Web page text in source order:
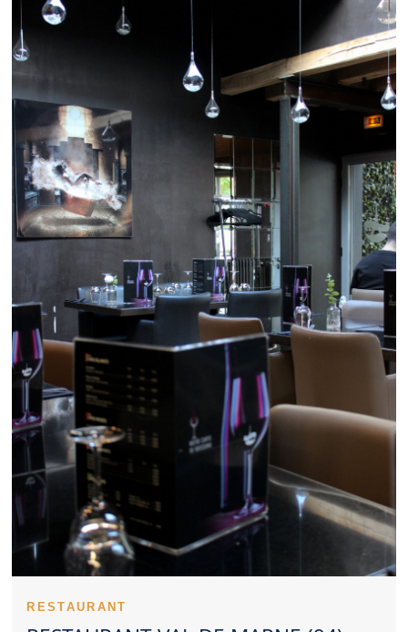
Sélectionner un Restaurant Val de Marne sérieux aide à profiter
pleinement d’un bon repas. Un Restaurant Val de Marne peut
répondre à des attentes variées selon l’occasion.
L’environnement d’un Restaurant Val de Marne contribue au
bien-être des clients. Un menu complet permet à un Restaurant
Val de Marne de toucher un public plus large. L’utilisation de
produits frais reste un repère fiable pour juger un Restaurant Val
de Marne. L’attention portée aux clients améliore la réputation
d’un Restaurant Val de Marne. Un Restaurant Val de Marne
accessible attire plus facilement une clientèle régulière. À l’heure
du déjeuner, un Restaurant Val de Marne bien organisé est
souvent privilégié. Le soir venu, un Restaurant Val de Marne
élégant peut créer une vraie parenthèse. Un Restaurant Val de
Marne adapté au cadre professionnel rassure les entreprises.
Un Restaurant Val de Marne apprécié sait souvent équilibrer
coût et qualité. Les spécialités proposées par un Restaurant Val
de Marne peuvent créer une vraie identité. Un Restaurant Val de
Marne fiable se distingue par sa constance. Consulter les
impressions des clients éclaire le choix d’un Restaurant Val de
Marne. La cuisine d’un Restaurant Val de Marne peut s’orienter
vers la tradition ou l’innovation. L’anticipation reste une bonne
habitude pour profiter d’un Restaurant Val de Marne dans les
meilleures conditions. Un Restaurant Val de Marne approprié
aux repas en famille crée une expérience plus simple. Un
Restaurant Val de Marne intimiste favorise les moments
privilégiés. Un Restaurant Val de Marne gagne en attractivité
grâce à une belle présentation. L’exigence en matière d’hygiène
valorise tout Restaurant Val de Marne. L’intérêt d’un Restaurant
Val de Marne repose souvent sur une combinaison de points
forts.
Un Restaurant Val de Marne peut attirer l’attention grâce à la
qualité de son offre. Le positionnement d’un Restaurant Val de
Marne se remarque très vite sur place. Un personnel accueillant
constitue un avantage notable pour un Restaurant Val de Marne.
Restaurant Val de Marne. Le début du repas révèle souvent la
RESTAURANT